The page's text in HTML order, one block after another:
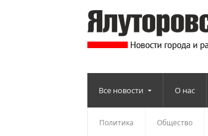
Все новости О нас
Политика Общество